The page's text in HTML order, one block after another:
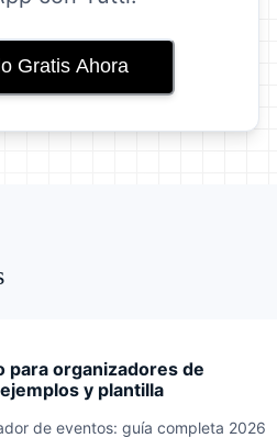
Gratis Ahora
para organizadores de
y plantilla
de eventos: guía completa 2026